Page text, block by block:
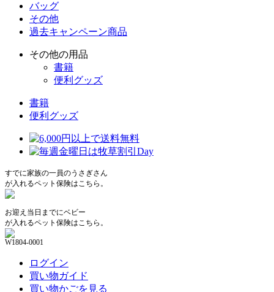
バッグ
その他
過去キャンペーン商品
その他の用品
書籍
便利グッズ
書籍
便利グッズ
すでに家族の一員のうさぎさん
が入れるペット保険はこちら。
お迎え当日までにベビー
が入れるペット保険はこちら。
W1804-0001
ログイン
買い物ガイド
買い物かごを見る